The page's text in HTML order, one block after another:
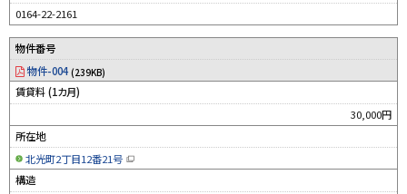
0164-22-2161
物件番号
物件-004 (239KB)
賃貸料 (1カ月)
30,000円
所在地
北光町2丁目12番21号
（
規
構造